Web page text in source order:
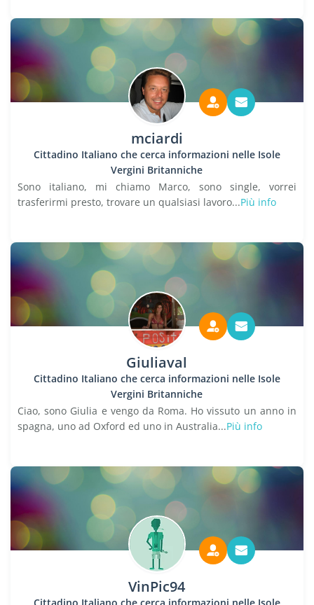
mciardi
Cittadino Italiano che cerca informazioni nelle Isole
Vergini Britanniche
Sono italiano, mi chiamo Marco, sono single, vorrei
trasferirmi presto, trovare un qualsiasi lavoro...Più info
Giuliaval
Cittadino Italiano che cerca informazioni nelle Isole
Vergini Britanniche
Ciao, sono Giulia e vengo da Roma. Ho vissuto un anno in
spagna, uno ad Oxford ed uno in Australia...Più info
VinPic94